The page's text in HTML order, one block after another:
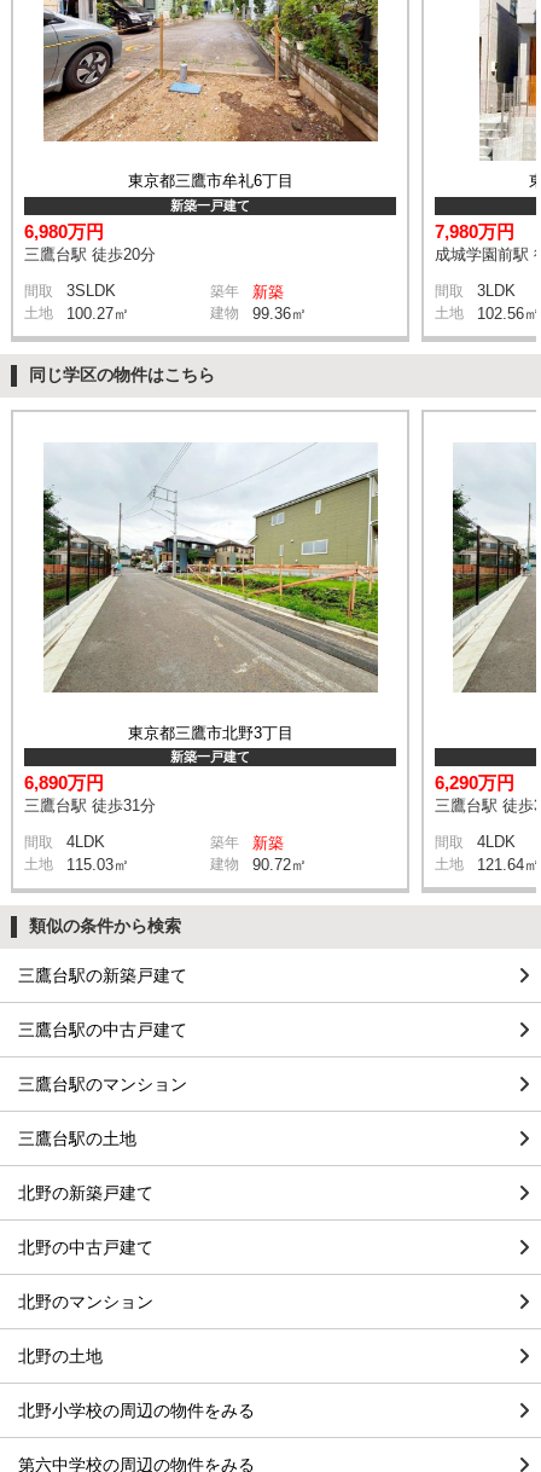
東京都三鷹市牟礼6丁目
新築一戸建て
6,980万円
三鷹台駅 徒歩20分
間取 3SLDK 築年 新築
土地 100.27㎡ 建物 99.36㎡
7,980万円
成城学園前駅
間取 3LDK
土地 102.56㎡
同じ学区の物件はこちら
東京都三鷹市北野3丁目
新築一戸建て
6,890万円
三鷹台駅 徒歩31分
間取 4LDK 築年 新築
土地 115.03㎡ 建物 90.72㎡
6,290万円
三鷹台駅 徒歩
間取 4LDK
土地 121.64㎡
類似の条件から検索
三鷹台駅の新築戸建て
三鷹台駅の中古戸建て
三鷹台駅のマンション
三鷹台駅の土地
北野の新築戸建て
北野の中古戸建て
北野のマンション
北野の土地
北野小学校の周辺の物件をみる
第六中学校の周辺の物件をみる